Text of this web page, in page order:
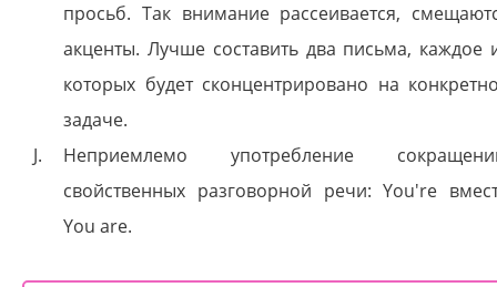
просьб. Так внимание рассеивается,
акценты. Лучше составить два письма, каждое
которых будет сконцентрировано на
задаче.
Неприемлемо употребление
свойственных разговорной речи: You're
You are.